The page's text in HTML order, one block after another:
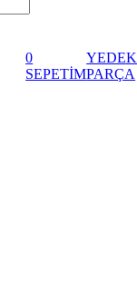
0
SEPETİM
YEDEK
PARÇA